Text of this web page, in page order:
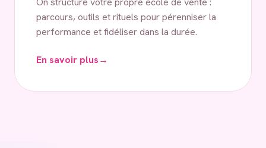
parcours, outils et rituels pour pérenniser la
performance et fidéliser dans la durée.
En savoir plus→